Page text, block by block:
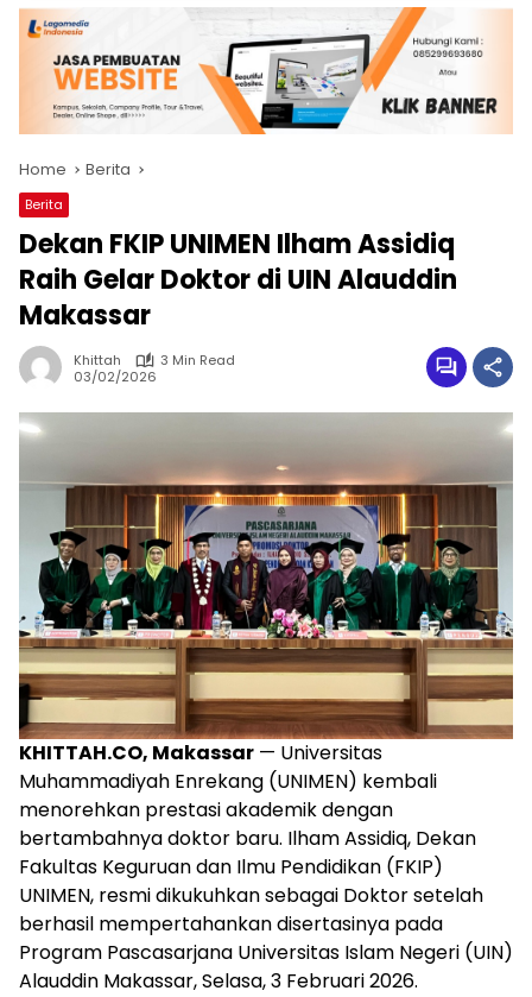
Home Berita
Berita
Dekan FKIP UNIMEN Ilham Assidiq
Raih Gelar Doktor di UIN Alauddin
Makassar
Khittah
3 Min Read
03/02/2026
KHITTAH.CO, Makassar — Universitas
Muhammadiyah Enrekang (UNIMEN) kembali
menorehkan prestasi akademik dengan
bertambahnya doktor baru. Ilham Assidiq, Dekan
Fakultas Keguruan dan Ilmu Pendidikan (FKIP)
UNIMEN, resmi dikukuhkan sebagai Doktor setelah
berhasil mempertahankan disertasinya pada
Program Pascasarjana Universitas Islam Negeri (UIN)
Alauddin Makassar, Selasa, 3 Februari 2026.